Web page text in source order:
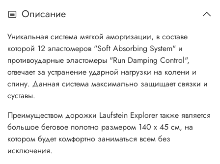
Описание
Уникальная система мягкой амортизации, в составе
которой 12 эластомеров "Soft Absorbing System" и
противоударные эластомеры "Run Damping Control",
отвечает за устранение ударной нагрузки на колени и
спину. Данная система максимально защищает связки и
суставы.
Преимуществом дорожки Laufstein Explorer также является
большое беговое полотно размером 140 х 45 см, на
котором будет комфортно заниматься всем без
исключения.